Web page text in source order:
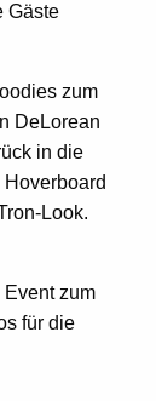
Gäste
zum
DeLorean
in die
Look.
zum
für die